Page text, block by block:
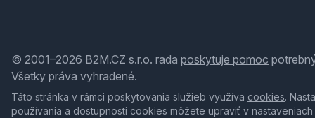
© 2001–2026 B2M.CZ s.r.o. rada poskytuje pomoc
Všetky práva vyhradené.
Táto stránka v rámci poskytovania služieb využíva cookies.
používania a dostupnosti cookies môžete upraviť v nastaveniach